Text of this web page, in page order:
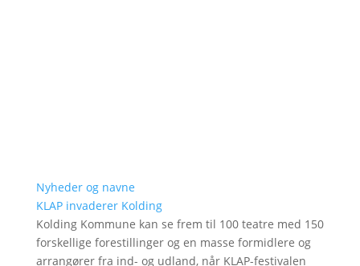
Nyheder og navne
KLAP invaderer Kolding
Kolding Kommune kan se frem til 100 teatre med 150
forskellige forestillinger og en masse formidlere og
arrangører fra ind- og udland, når KLAP-festivalen